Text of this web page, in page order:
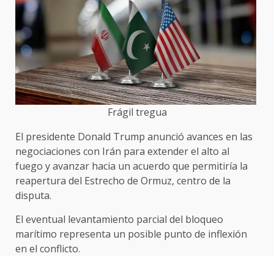
Frágil tregua
El presidente Donald Trump anunció avances en las
negociaciones con Irán para extender el alto al
fuego y avanzar hacia un acuerdo que permitiría la
reapertura del Estrecho de Ormuz, centro de la
disputa.
El eventual levantamiento parcial del bloqueo
marítimo representa un posible punto de inflexión
en el conflicto.